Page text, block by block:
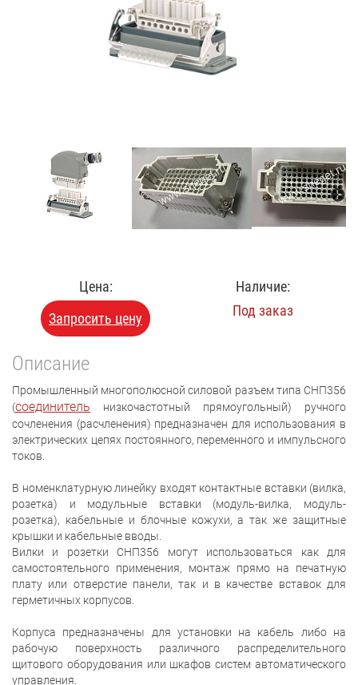
Цена:
Запросить цену
Наличие:
Под заказ
Описание
Промышленный многополюсной силовой разъем типа СНП356
(соединитель низкочастотный прямоугольный) ручного
сочленения (расчленения) предназначен для использования в
электрических цепях постоянного, переменного и импульсного
токов.
В номенклатурную линейку входят контактные вставки (вилка,
розетка) и модульные вставки (модуль-вилка, модуль-
розетка), кабельные и блочные кожухи, а так же защитные
крышки и кабельные вводы.
Вилки и розетки СНП356 могут использоваться как для
самостоятельного применения, монтаж прямо на печатную
плату или отверстие панели, так и в качестве вставок для
герметичных корпусов.
Корпуса предназначены для установки на кабель либо на
рабочую поверхность различного распределительного
щитового оборудования или шкафов систем автоматического
управления.